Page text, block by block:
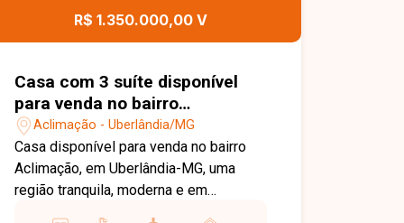
garagem para 2 carros e
além de portão eletrônico. Entre em
contato para mais informações e
agende uma visita para conhecer este
imóvel.
R$ 1.350.000,00 V
Casa com 3 suíte disponível
para venda no bairro
Aclimação em Uberlândia-MG
Aclimação - Uberlândia/MG
Casa disponível para venda no bairro
Aclimação, em Uberlândia-MG, uma
região tranquila, moderna e em